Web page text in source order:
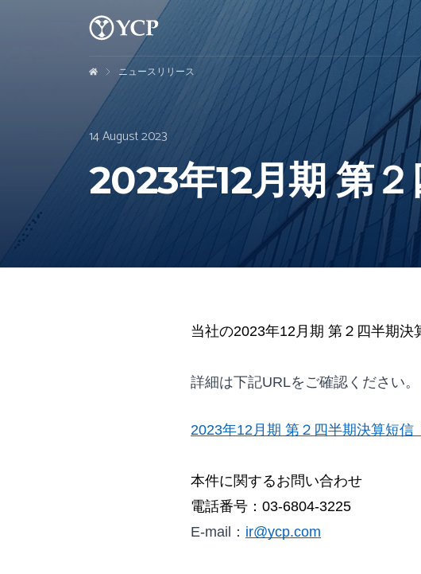
ニュースリリース
14 August 2023
2023年12月期 第
当社の2023年12月期 第２四半期決
詳細は下記URLをご確認ください。
2023年12月期 第２四半期決算短信
本件に関するお問い合わせ
電話番号：03-6804-3225
E-mail： ir@ycp.com